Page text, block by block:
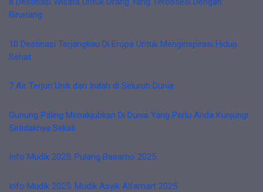
Binatang
10 Destinasi Terjangkau Di Eropa Untuk Menginspirasi Hidup
Sehat
7 Air Terjun Unik dan Indah di Seluruh Dunia
Gunung Paling Menakjubkan Di Dunia Yang Perlu Anda Kunjungi
Setidaknya Sekali
Info Mudik 2025: Pulang Basamo 2025
Info Mudik 2025: Mudik Asyik Alfamart 2025